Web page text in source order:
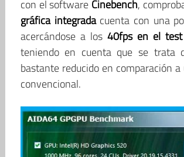
con el software Cinebench,
gráfica integradacuenta con una
acercándose a los 40fps en el test
teniendo en cuenta que se trata
bastante reducido en comparación
convencional.